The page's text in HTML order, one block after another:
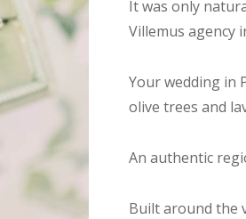
It was only
Villemus agency
Your wedding in
olive trees and
An authentic
Built around the